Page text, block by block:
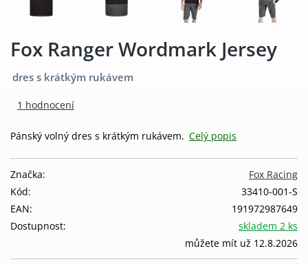
Fox Ranger Wordmark Jersey
dres s krátkým rukávem
1 hodnocení
Pánský volný dres s krátkým rukávem. Celý popis
Fox Racing
Značka:
33410-001-S
Kód:
191972987649
EAN:
skladem 2 ks
můžete mít už 12.8.2026
Dostupnost: